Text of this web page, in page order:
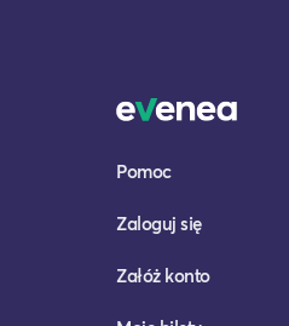
Pomoc
Zaloguj się
Załóż konto